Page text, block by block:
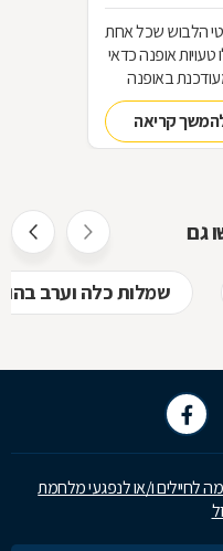
שאלת מיליון הדולר: מהם פריטי הלבוש שכל אחת
טעויות אופנה כדאי
באופנה
כל עונה האמצעי:
קריאה
גם
שמלות כלה וערב
לחיילים ו/או לנפגעי מלחמת